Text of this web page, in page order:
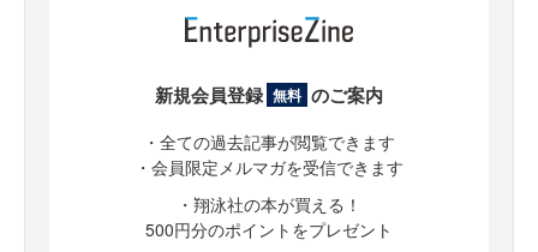
新規会員登録 無料 のご案内
・全ての過去記事が閲覧できます
・会員限定メルマガを受信できます
・翔泳社の本が買える！
500円分のポイントをプレゼント